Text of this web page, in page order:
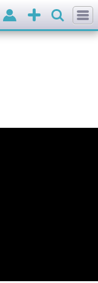
Додати
оголошення
Вхід